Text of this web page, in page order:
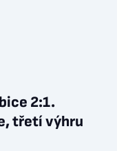
2:1.
třetí výhru